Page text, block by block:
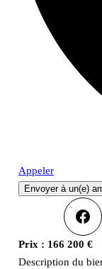
Appeler
Envoyer à un(e)
Prix : 166 200 €
Description du